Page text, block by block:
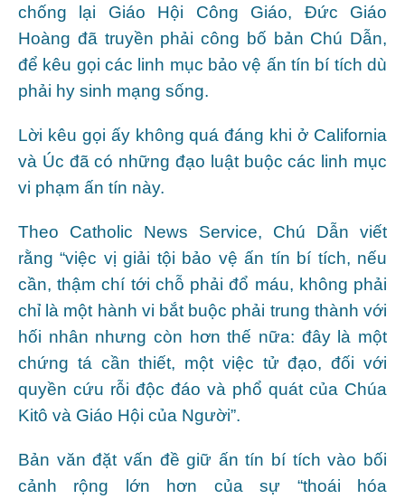
chống lại Giáo Hội Công Giáo, Đức Giáo
Hoàng đã truyền phải công bố bản Chú Dẫn,
để kêu gọi các linh mục bảo vệ ấn tín bí tích dù
phải hy sinh mạng sống.
Lời kêu gọi ấy không quá đáng khi ở California
và Úc đã có những đạo luật buộc các linh mục
vi phạm ấn tín này.
Theo Catholic News Service, Chú Dẫn viết
rằng “việc vị giải tội bảo vệ ấn tín bí tích, nếu
cần, thậm chí tới chỗ phải đổ máu, không phải
chỉ là một hành vi bắt buộc phải trung thành với
hối nhân nhưng còn hơn thế nữa: đây là một
chứng tá cần thiết, một việc tử đạo, đối với
quyền cứu rỗi độc đáo và phổ quát của Chúa
Kitô và Giáo Hội của Người”.
Bản văn đặt vấn đề giữ ấn tín bí tích vào bối
cảnh rộng lớn hơn của sự “thoái hóa